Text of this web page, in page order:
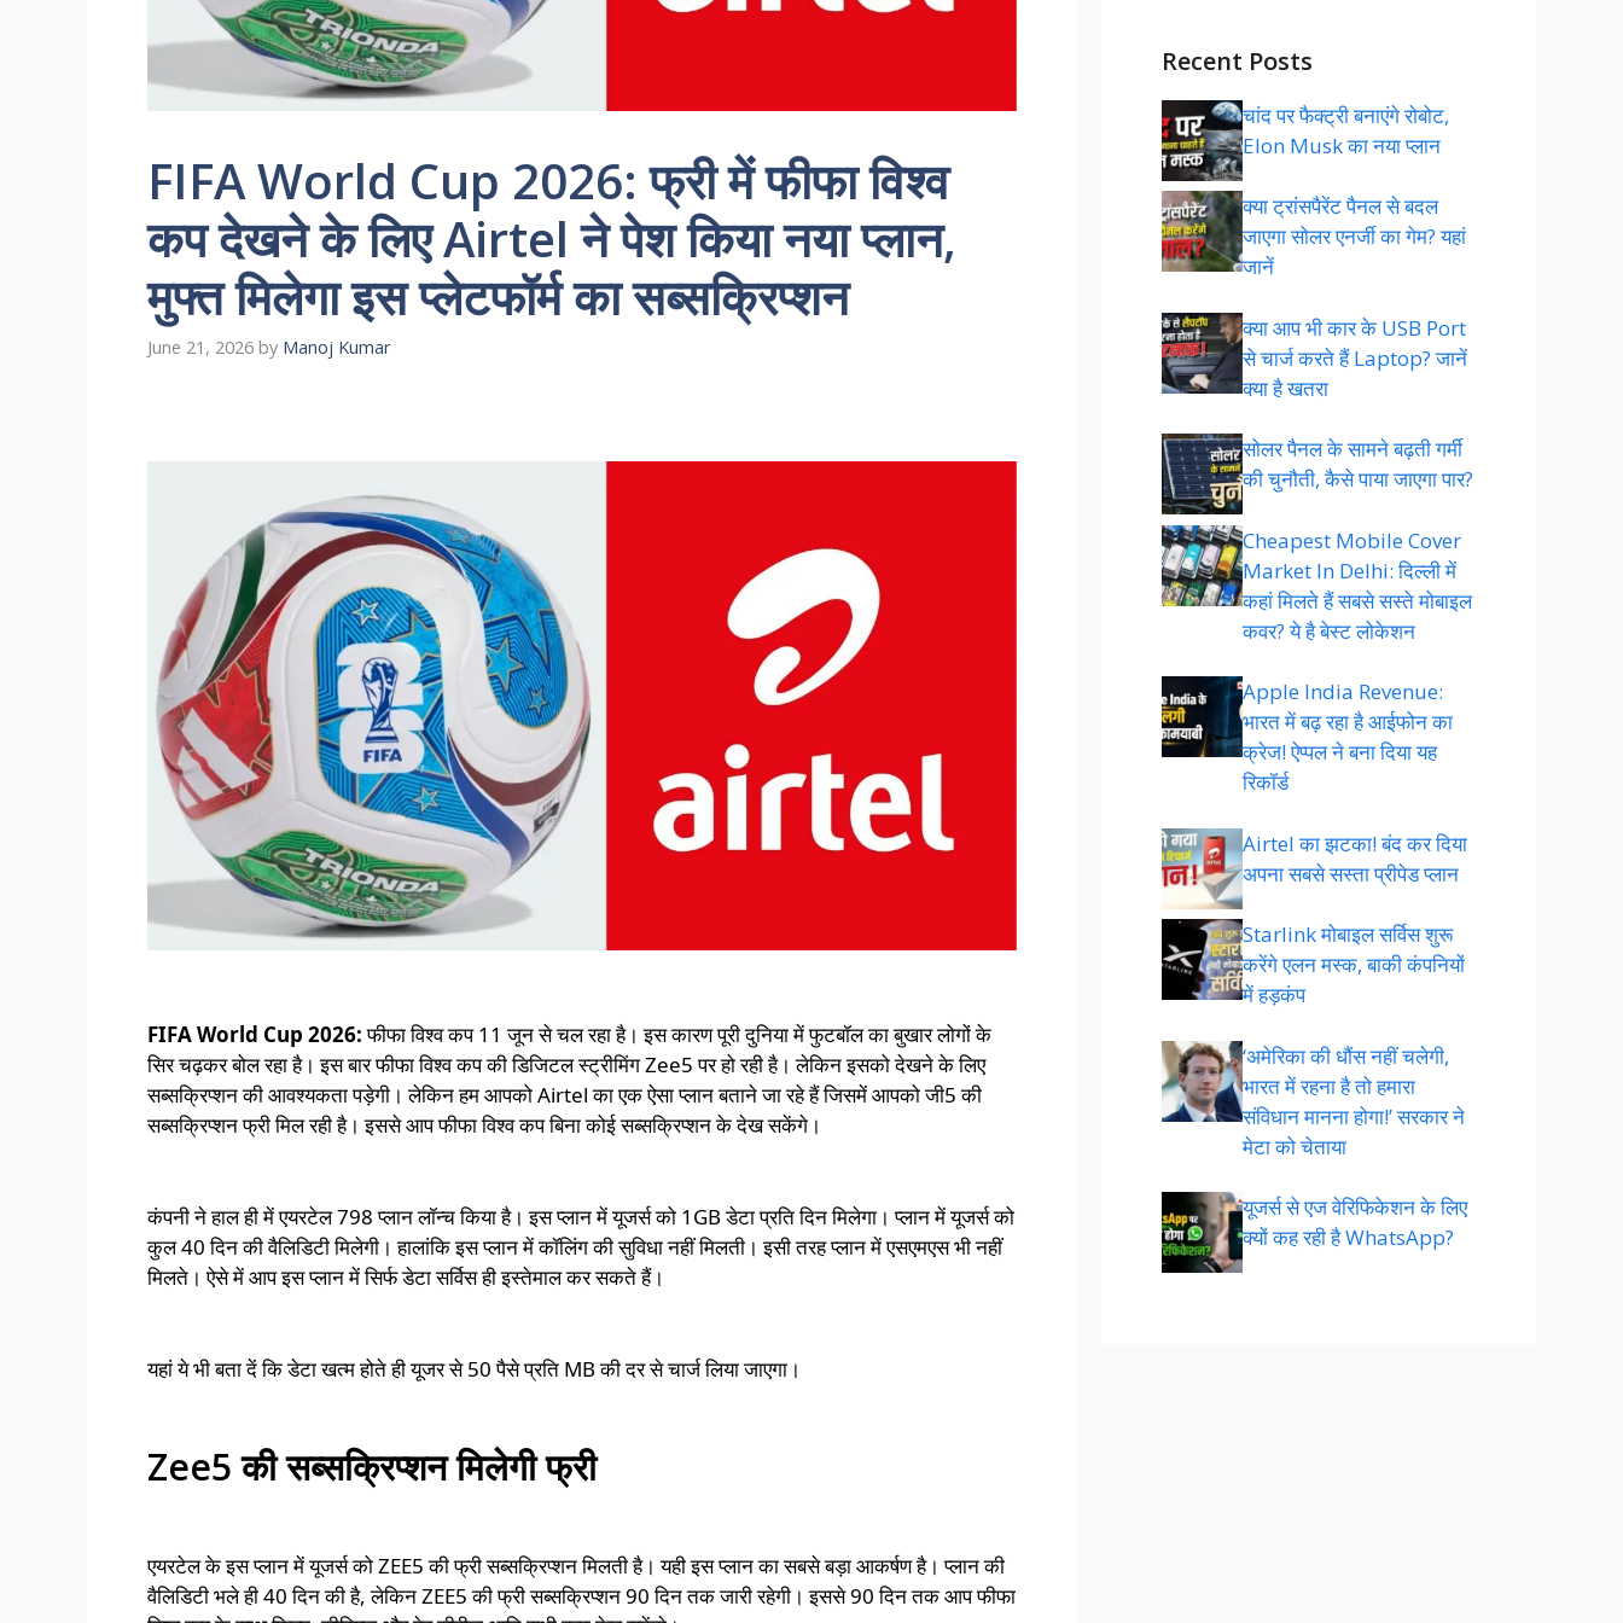
FIFA World Cup 2026: फ्री में फीफा विश्व
कप देखने के लिए Airtel ने पेश किया नया प्लान,
मुफ्त मिलेगा इस प्‍लेटफॉर्म का सब्सक्रिप्शन
June 21, 2026 by Manoj Kumar
FIFA World Cup 2026:फीफा विश्व कप 11 जून से चल रहा है। इस कारण पूरी दुनिया में फुटबॉल का बुखार लोगों के
सिर चढ़कर बोल रहा है। इस बार फीफा विश्व कप की डिजिटल स्ट्रीमिंग Zee5 पर हो रही है। लेकिन इसको देखने के लिए
सब्सक्रिप्शन की आवश्यकता पड़ेगी। लेकिन हम आपको Airtel का एक ऐसा प्लान बताने जा रहे हैं जिसमें आपको जी5 की
सब्सक्रिप्शन फ्री मिल रही है। इससे आप फीफा विश्व कप बिना कोई सब्सक्रिप्शन के देख सकेंगे।
कंपनी ने हाल ही में एयरटेल 798 प्लान लॉन्च किया है। इस प्लान में यूजर्स को 1GB डेटा प्रति दिन मिलेगा। प्लान में यूजर्स को
कुल 40 दिन की वैलिडिटी मिलेगी। हालांकि इस प्लान में कॉलिंग की सुविधा नहीं मिलती। इसी तरह प्लान में एसएमएस भी नहीं
मिलते। ऐसे में आप इस प्लान में सिर्फ डेटा सर्विस ही इस्तेमाल कर सकते हैं।
यहां ये भी बता दें कि डेटा खत्म होते ही यूजर से 50 पैसे प्रति MB की दर से चार्ज लिया जाएगा।
Zee5 की सब्सक्रिप्शन मिलेगी फ्री
एयरटेल के इस प्लान में यूजर्स को ZEE5 की फ्री सब्सक्रिप्शन मिलती है। यही इस प्लान का सबसे बड़ा आकर्षण है। प्लान की
वैलिडिटी भले ही 40 दिन की है, लेकिन ZEE5 की फ्री सब्सक्रिप्शन 90 दिन तक जारी रहेगी। इससे 90 दिन तक आप फीफा
Recent Posts
चांद पर फैक्ट्री बनाएंगे रोबोट,
Elon Musk का नया प्लान
क्या ट्रांसपैरेंट पैनल से बदल
जाएगा सोलर एनर्जी का गेम? यहां
जानें
क्या आप भी कार के USB Port
से चार्ज करते हैं Laptop? जानें
क्या है खतरा
सोलर पैनल के सामने बढ़ती गर्मी
की चुनौती, कैसे पाया जाएगा पार?
Cheapest Mobile Cover
Market In Delhi: दिल्ली में
कहां मिलते हैं सबसे सस्ते मोबाइल
कवर? ये है बेस्ट लोकेशन
Apple India Revenue:
भारत में बढ़ रहा है आईफोन का
क्रेज! ऐप्पल ने बना दिया यह
रिकॉर्ड
Airtel का झटका! बंद कर दिया
अपना सबसे सस्ता प्रीपेड प्लान
Starlink मोबाइल सर्विस शुरू
करेंगे एलन मस्क, बाकी कंपनियों
में हड़कंप
‘अमेरिका की धौंस नहीं चलेगी,
भारत में रहना है तो हमारा
संविधान मानना होगा!’ सरकार ने
मेटा को चेताया
यूजर्स से एज वेरिफिकेशन के लिए
क्यों कह रही है WhatsApp?